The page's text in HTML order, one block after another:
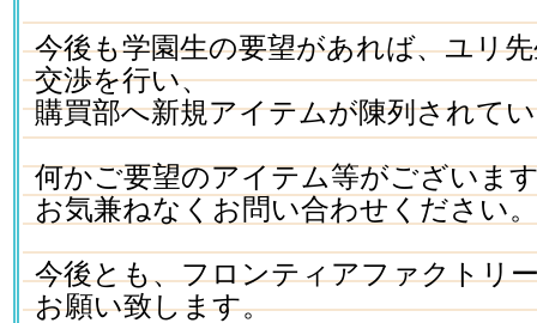
今後も学園生の要望があれば、ユリ
交渉を行い、
購買部へ新規アイテムが陳列されて
何かご要望のアイテム等がございま
お気兼ねなくお問い合わせください
今後とも、フロンティアファクトリ
お願い致します。